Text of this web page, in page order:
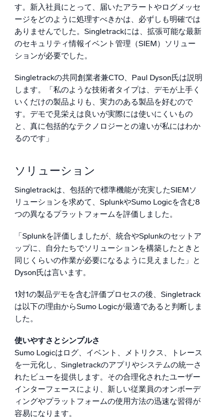
す。新入社員にとって、届いたアラートやログメッセ
ージをどのように処理すべきかは、必ずしも明確では
ありませんでした。Singletrackには、拡張可能な最新
のセキュリティ情報イベント管理（SIEM）ソリュー
ションが必要でした。
Singletrackの共同創業者兼CTO、Paul Dyson氏は説明
します。「私のような技術者タイプは、デモが上手く
いくだけの製品よりも、実力のある製品を好むので
す。デモで見栄えは良いが実際には使いにくいもの
と、真に包括的なテクノロジーとの違いが私にはわか
るのです」
ソリューション
Singletrackは、包括的で標準機能が充実したSIEMソ
リューションを求めて、SplunkやSumo Logicを含む8
つの異なるプラットフォームを評価しました。
「Splunkを評価しましたが、統合やSplunkのセットア
ップに、自分たちでソリューションを構築したときと
同じくらいの作業が必要になるように見えました」と
Dyson氏は言います。
1対1の製品デモを含む評価プロセスの後、Singletrack
は以下の理由からSumo Logicが最適であると判断しま
した。
使いやすさとシンプルさ
Sumo Logicはログ、イベント、メトリクス、トレース
を一元化し、Singletrackのアプリやシステムの統一さ
れたビューを提供します。その合理化されたユーザー
インターフェースにより、新しい従業員のオンボーデ
ィングやプラットフォームの使用方法の迅速な習得が
容易になります。